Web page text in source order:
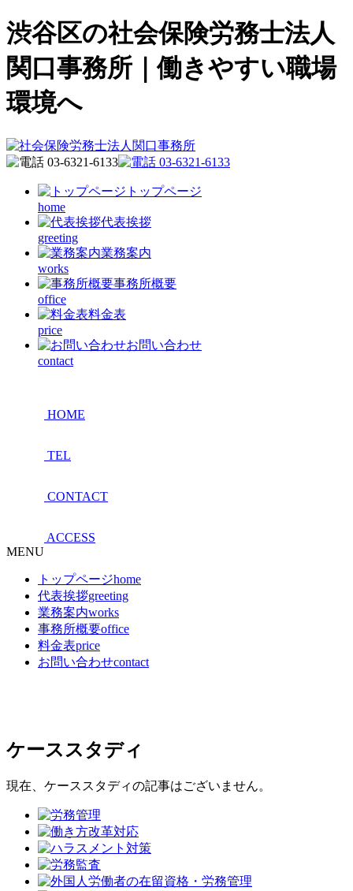
渋谷区の社会保険労務士法人
関口事務所｜働きやすい職場
環境へ
トップページ
home
代表挨拶
greeting
業務案内
works
事務所概要
office
料金表
price
お問い合わせ
contact
HOME
TEL
CONTACT
ACCESS
MENU
トップページhome
代表挨拶greeting
業務案内works
事務所概要office
料金表price
お問い合わせcontact
ケーススタディ
現在、ケーススタディの記事はございません。